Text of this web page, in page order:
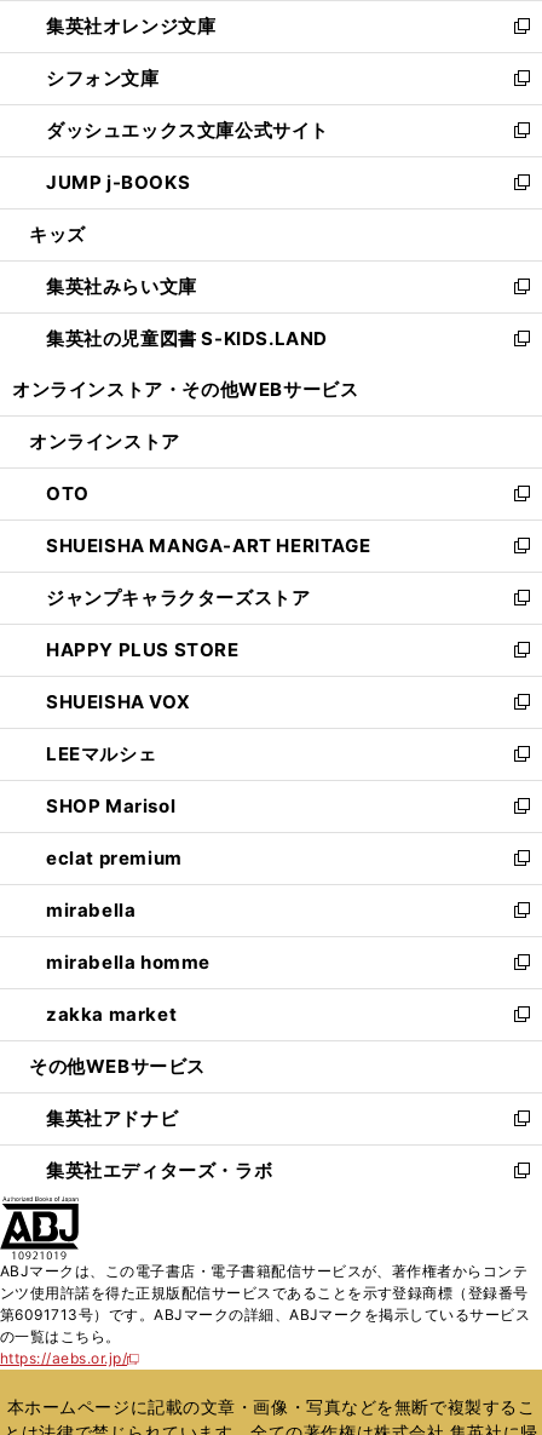
く
で
開
く
ド
ウ
で
開
く
し
い
ウ
ィ
ン
ド
ウ
で
開
集英社オレンジ文庫
新
し
い
ウ
ィ
ン
ド
ウ
開
く
シフォン文庫
新
し
い
ウ
ィ
ン
ウ
で
開
く
ダッシュエックス文庫公式サイト
新
し
い
ウ
ン
ド
ウ
で
JUMP j-BOOKS
新
し
ウ
ィ
ン
ド
開
キッズ
集英社みらい文庫
新
し
い
ン
ウ
で
開
く
集英社の児童図書 S-KIDS.LAND
新
ウ
ン
ド
ウ
で
開
く
オンラインストア・ その他WEBサービス
オンラインストア
OTO
新
し
い
ウ
ィ
ン
ド
ウ
で
開
く
SHUEISHA MANGA-ART HERITAGE
新
し
い
ウ
ィ
ン
ド
ウ
で
開
く
ジャンプキャラクターズストア
新
し
い
ウ
ィ
ン
ド
ウ
で
開
く
HAPPY PLUS STORE
新
し
い
ウ
ィ
ン
ド
ウ
で
開
く
SHUEISHA VOX
新
し
い
ウ
ィ
ン
ド
ウ
で
開
く
LEEマルシェ
新
し
い
ウ
ィ
ン
ド
ウ
で
開
く
SHOP Marisol
新
し
い
ウ
ィ
ン
ド
ウ
で
開
eclat premium
新
し
い
ウ
ィ
ン
ド
ウ
開
く
mirabella
新
し
い
ウ
ィ
ン
ウ
で
開
く
mirabella homme
新
し
い
ウ
ン
ド
ウ
で
zakka market
新
し
ウ
ィ
ン
ド
く
その他WEBサービス
集英社アドナビ
新
し
い
ド
ウ
で
集英社エディターズ・ラボ
新
ィ
ン
ド
開
く
ABJマークは、この電子書店・電子書籍配信サービスが、著作権者からコンテ
ンツ使用許諾を得た正規版配信サービスであることを示す登録商標（登録番号
第6091713号）です。ABJマークの詳細、ABJマークを掲示しているサービス
の一覧はこちら。
https://aebs.or.jp/
新
い
ウ
本ホームページに記載の文章・画像・写真などを無断で複製するこ